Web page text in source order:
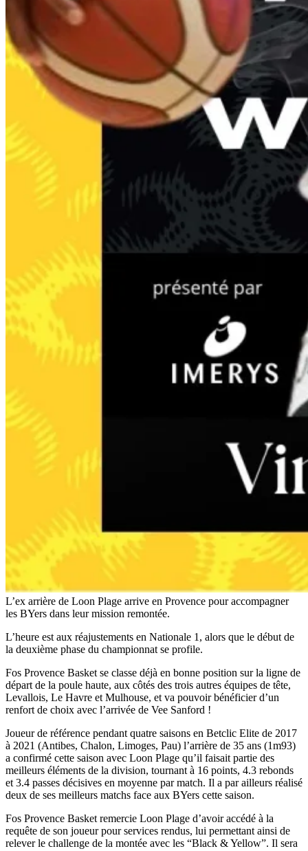
L’ex arrière de Loon Plage arrive en Provence pour accompagner
les BYers dans leur mission remontée.
L’heure est aux réajustements en Nationale 1, alors que le début de
la deuxième phase du championnat se profile.
Fos Provence Basket se classe déjà en bonne position sur la ligne de
départ de la poule haute, aux côtés des trois autres équipes de tête,
Levallois, Le Havre et Mulhouse, et va pouvoir bénéficier d’un
renfort de choix avec l’arrivée de Vee Sanford !
Joueur de référence pendant quatre saisons en Betclic Elite de 2017
à 2021 (Antibes, Chalon, Limoges, Pau) l’arrière de 35 ans (1m93)
a confirmé cette saison avec Loon Plage qu’il faisait partie des
meilleurs éléments de la division, tournant à 16 points, 4.3 rebonds
et 3.4 passes décisives en moyenne par match. Il a par ailleurs réalisé
deux de ses meilleurs matchs face aux BYers cette saison.
Fos Provence Basket remercie Loon Plage d’avoir accédé à la
requête de son joueur pour services rendus, lui permettant ainsi de
relever le challenge de la montée avec les “Black & Yellow”. Il sera